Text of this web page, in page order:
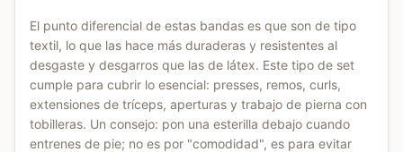
El punto diferencial de estas bandas es que son de tipo
textil, lo que las hace más duraderas y resistentes al
desgaste y desgarros que las de látex. Este tipo de set
cumple para cubrir lo esencial: presses, remos, curls,
extensiones de tríceps, aperturas y trabajo de pierna con
tobilleras. Un consejo: pon una esterilla debajo cuando
entrenes de pie; no es por "comodidad", es para evitar